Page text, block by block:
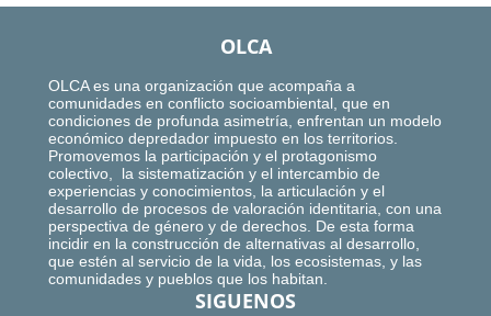
OLCA
OLCA es una organización que acompaña a
comunidades en conflicto socioambiental, que en
condiciones de profunda asimetría, enfrentan un modelo
económico depredador impuesto en los territorios.
Promovemos la participación y el protagonismo
colectivo, la sistematización y el intercambio de
experiencias y conocimientos, la articulación y el
desarrollo de procesos de valoración identitaria, con una
perspectiva de género y de derechos. De esta forma
incidir en la construcción de alternativas al desarrollo,
que estén al servicio de la vida, los ecosistemas, y las
comunidades y pueblos que los habitan.
SIGUENOS